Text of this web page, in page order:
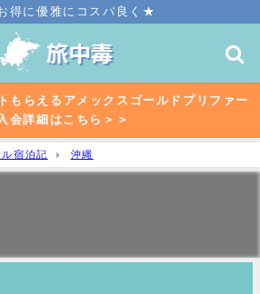
得に優雅にコスパ良く★
もらえるアメックスゴールドプリファー
会詳細はこちら＞＞
ル宿泊記 沖縄